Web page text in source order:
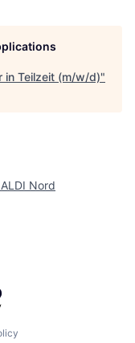
in Teilzeit (m/w/d)"
ALDI Nord